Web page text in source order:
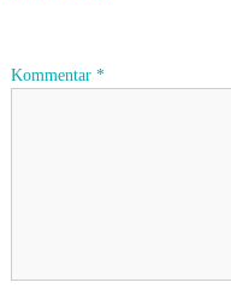
r
n
Kommentar *